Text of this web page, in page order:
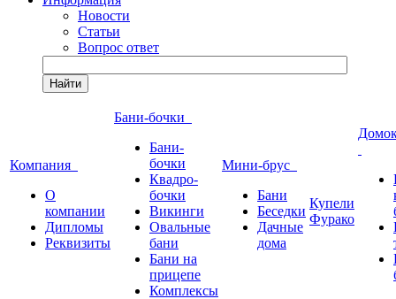
Новости
Статьи
Вопрос ответ
Найти
Компания
О
компании
Дипломы
Реквизиты
Бани-бочки
Бани-
бочки
Квадро-
бочки
Викинги
Овальные
бани
Бани на
прицепе
Комплексы
Мини-брус
Бани
Беседки
Дачные
дома
Купели
Фурако